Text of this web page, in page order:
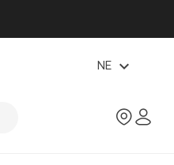
NE expand_more